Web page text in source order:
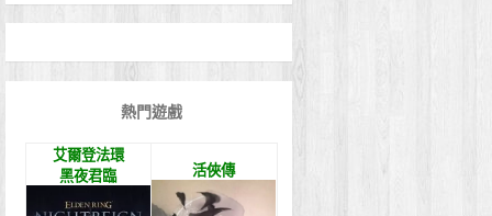
熱門遊戲
艾爾登法環
黑夜君臨
活俠傳